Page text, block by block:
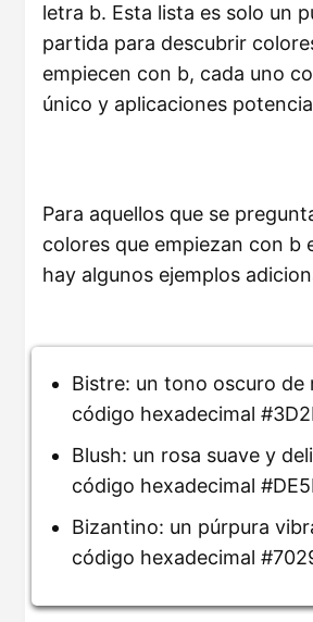
letra b. Esta lista es solo un
partida para descubrir
empiecen con b, cada uno
único y aplicaciones
Para aquellos que se
colores que empiezan con b
hay algunos ejemplos
Bistre: un tono oscuro de
código hexadecimal
Blush: un rosa suave y
código hexadecimal
Bizantino: un púrpura
código hexadecimal